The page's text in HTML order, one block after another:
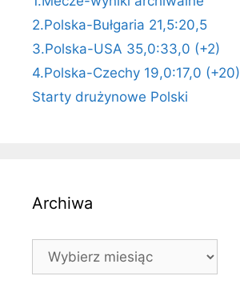
2.Polska-Bułgaria 21,5:20,5
3.Polska-USA 35,0:33,0 (+2)
4.Polska-Czechy 19,0:17,0 (+20)
Starty drużynowe Polski
Archiwa
Archiwa